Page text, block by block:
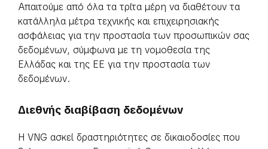
Απαιτούμε από όλα τα τρίτα μέρη να διαθέτουν τα
κατάλληλα μέτρα τεχνικής και επιχειρησιακής
ασφάλειας για την προστασία των προσωπικών σας
δεδομένων, σύμφωνα με τη νομοθεσία της
Ελλάδας και της ΕΕ για την προστασία των
δεδομένων.
Διεθνής διαβίβαση δεδομένων
Η VNG ασκεί δραστηριότητες σε δικαιοδοσίες που